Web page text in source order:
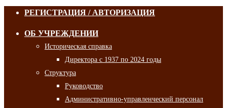
РЕГИСТРАЦИЯ / АВТОРИЗАЦИЯ
ОБ УЧРЕЖДЕНИИ
Историческая справка
Директора с 1937 по 2024 годы
Структура
Руководство
Административно-управленческий персонал